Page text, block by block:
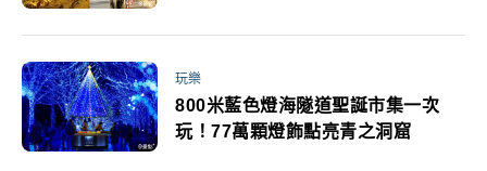
玩樂
800米藍色燈海隧道聖誕市集一次
玩！77萬顆燈飾點亮青之洞窟